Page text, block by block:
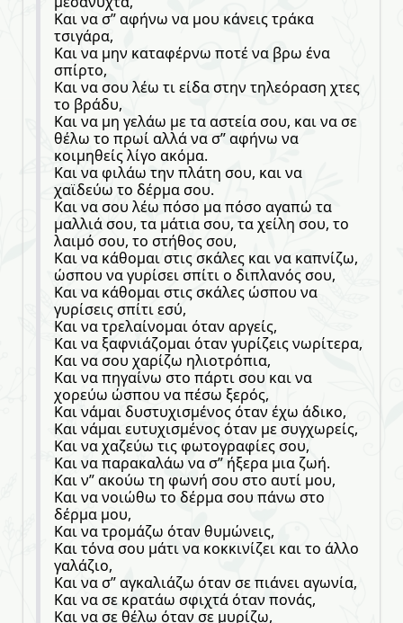
Και να σ” αφήνω να μου κάνεις τράκα
τσιγάρα,
Και να μην καταφέρνω ποτέ να βρω ένα
σπίρτο,
Και να σου λέω τι είδα στην τηλεόραση χτες
το βράδυ,
Και να μη γελάω με τα αστεία σου, και να σε
θέλω το πρωί αλλά να σ” αφήνω να
κοιμηθείς λίγο ακόμα.
Και να φιλάω την πλάτη σου, και να
χαϊδεύω το δέρμα σου.
Και να σου λέω πόσο μα πόσο αγαπώ τα
μαλλιά σου, τα μάτια σου, τα χείλη σου, το
λαιμό σου, το στήθος σου,
Και να κάθομαι στις σκάλες και να καπνίζω,
ώσπου να γυρίσει σπίτι ο διπλανός σου,
Και να κάθομαι στις σκάλες ώσπου να
γυρίσεις σπίτι εσύ,
Και να τρελαίνομαι όταν αργείς,
Και να ξαφνιάζομαι όταν γυρίζεις νωρίτερα,
Και να σου χαρίζω ηλιοτρόπια,
Και να πηγαίνω στο πάρτι σου και να
χορεύω ώσπου να πέσω ξερός,
Και νάμαι δυστυχισμένος όταν έχω άδικο,
Και νάμαι ευτυχισμένος όταν με συγχωρείς,
Και να χαζεύω τις φωτογραφίες σου,
Και να παρακαλάω να σ” ήξερα μια ζωή.
Και ν” ακούω τη φωνή σου στο αυτί μου,
Και να νοιώθω το δέρμα σου πάνω στο
δέρμα μου,
Και να τρομάζω όταν θυμώνεις,
Και τόνα σου μάτι να κοκκινίζει και το άλλο
γαλάζιο,
Και να σ” αγκαλιάζω όταν σε πιάνει αγωνία,
Και να σε κρατάω σφιχτά όταν πονάς,
Και να σε θέλω όταν σε μυρίζω,